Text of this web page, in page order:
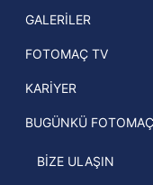
Ön
Hernan
direktörü oldu
GALERİLER
FOTOMAÇ TV
KARİYER
BUGÜNKÜ FOTOMAÇ
BİZE ULAŞIN